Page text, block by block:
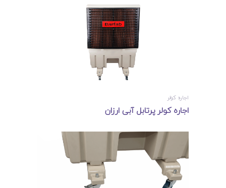
اجاره کولر
اجاره کولر پرتابل آبی ارزان